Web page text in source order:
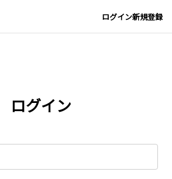
ログイン新規登録
ログイン